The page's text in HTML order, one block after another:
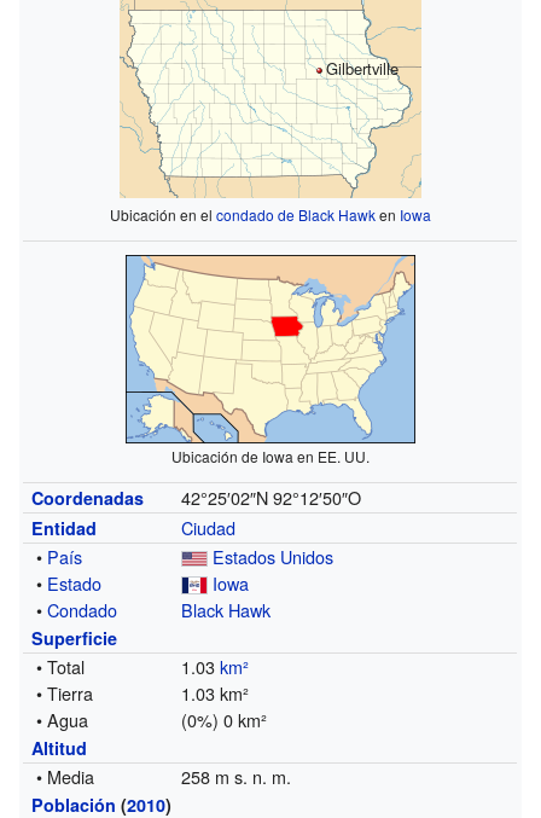
Gilbertville
Ubicación en el condado de Black Hawken Iowa
Ubicación de Iowa en EE. UU.
Coordenadas 42°25′02″N 92°12′50″O
Entidad
Ciudad
• País
Estados Unidos
• Estado
Iowa
•Condado Black Hawk
Superficie
• Total 1.03km²
• Tierra
1.03 km²
• Agua
(0%) 0 km²
Altitud
• Media 258 m s. n. m.
Población (2010)